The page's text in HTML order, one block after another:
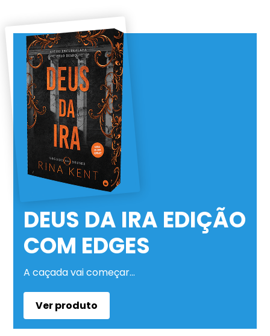
DEUS DA IRA EDIÇÃO
COM EDGES
A caçada vai começar…
Ver produto